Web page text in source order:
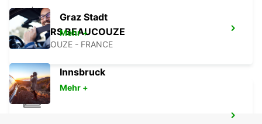
ANGERS BEAUCOUZE
BEAUCOUZE - FRANCE
Graz Stadt
Mehr +
Innsbruck
Mehr +